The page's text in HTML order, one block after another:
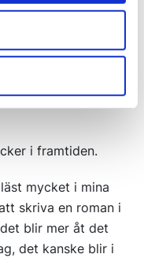
det. Men det var
är ju en
och så berömd
att han är
en väldigt ödmjuk
i framtiden.
mycket i mina
skriva en roman i
blir mer åt det
det kanske blir i